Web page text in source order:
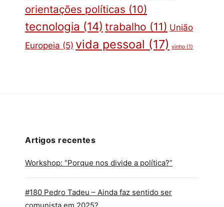
orientações políticas (10)
tecnologia (14) trabalho (11) União
Europeia (5) vida pessoal (17) vinho (1)
Artigos recentes
Workshop: “Porque nos divide a política?”
#180 Pedro Tadeu – Ainda faz sentido ser